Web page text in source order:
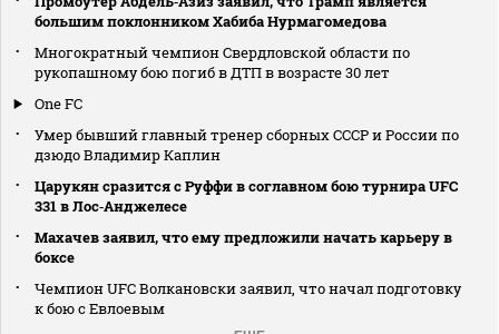
большим поклонником Хабиба Нурмагомедова
Многократный чемпион Свердловской области по
рукопашному бою погиб в ДТП в возрасте 30 лет
One FC
Умер бывший главный тренер сборных СССР и России по
дзюдо Владимир Каплин
Царукян сразится с Руффи в соглавном бою турнира UFC
331 в Лос‑Анджелесе
Махачев заявил, что ему предложили начать карьеру в
боксе
Чемпион UFC Волкановски заявил, что начал подготовку
к бою с Евлоевым